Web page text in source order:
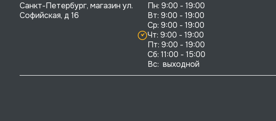
Санкт-Петербург, магазин ул.
Софийская, д 16
Пн: 9:00 - 19:00
Вт: 9:00 - 19:00
Ср: 9:00 - 19:00
Чт: 9:00 - 19:00
Пт: 9:00 - 19:00
Сб: 11:00 - 15:00
Вс:  выходной